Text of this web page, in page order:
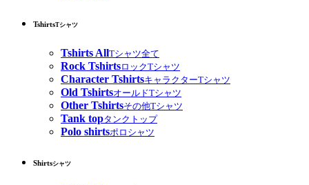
TshirtsTシャツ
Tshirts AllTシャツ全て
Rock TshirtsロックTシャツ
Character TshirtsキャラクターTシャツ
Old TshirtsオールドTシャツ
Other Tshirtsその他Tシャツ
Tank topタンクトップ
Polo shirtsポロシャツ
Shirtsシャツ